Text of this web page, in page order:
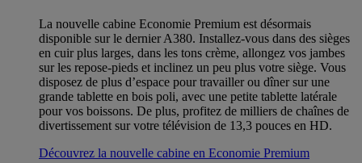
La nouvelle cabine Economie Premium est désormais
disponible sur le dernier A380. Installez-vous dans des sièges
en cuir plus larges, dans les tons crème, allongez vos jambes
sur les repose-pieds et inclinez un peu plus votre siège. Vous
disposez de plus d’espace pour travailler ou dîner sur une
grande tablette en bois poli, avec une petite tablette latérale
pour vos boissons. De plus, profitez de milliers de chaînes de
divertissement sur votre télévision de 13,3 pouces en HD.
Découvrez la nouvelle cabine en Economie Premium